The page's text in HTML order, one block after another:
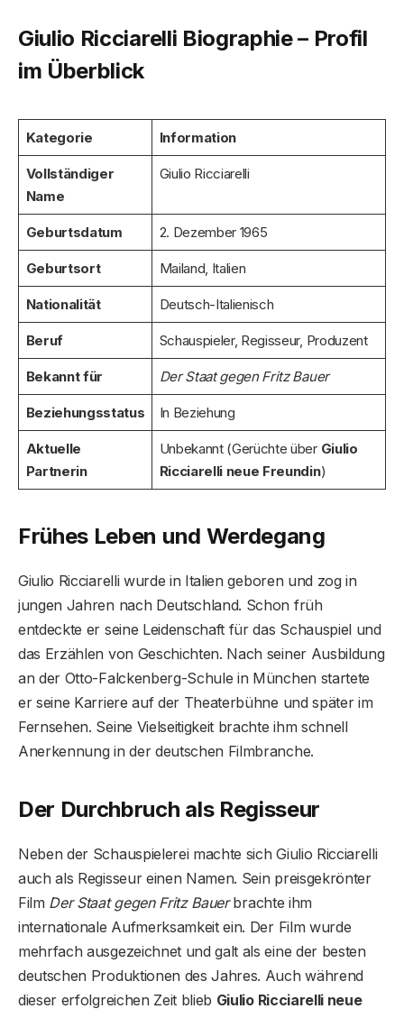
Giulio Ricciarelli Biographie – Profil
im Überblick
Kategorie Information
Vollständiger
Name
Giulio Ricciarelli
Geburtsdatum 2. Dezember 1965
Geburtsort Mailand, Italien
Nationalität Deutsch-Italienisch
Beruf Schauspieler, Regisseur, Produzent
Bekannt für Der Staat gegen Fritz Bauer
Beziehungsstatus In Beziehung
Aktuelle
Partnerin
Unbekannt (Gerüchte über Giulio
Ricciarelli neue Freundin)
Frühes Leben und Werdegang
Giulio Ricciarelli wurde in Italien geboren und zog in
jungen Jahren nach Deutschland. Schon früh
entdeckte er seine Leidenschaft für das Schauspiel und
das Erzählen von Geschichten. Nach seiner Ausbildung
an der Otto-Falckenberg-Schule in München startete
er seine Karriere auf der Theaterbühne und später im
Fernsehen. Seine Vielseitigkeit brachte ihm schnell
Anerkennung in der deutschen Filmbranche.
Der Durchbruch als Regisseur
Neben der Schauspielerei machte sich Giulio Ricciarelli
auch als Regisseur einen Namen. Sein preisgekrönter
Film Der Staat gegen Fritz Bauerbrachte ihm
internationale Aufmerksamkeit ein. Der Film wurde
mehrfach ausgezeichnet und galt als eine der besten
deutschen Produktionen des Jahres. Auch während
dieser erfolgreichen Zeit blieb Giulio Ricciarelli neue